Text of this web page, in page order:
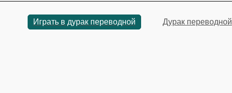
Играть в дурак переводной Дурак переводной